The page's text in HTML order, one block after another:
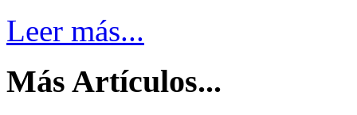
Leer más...
Más Artículos...